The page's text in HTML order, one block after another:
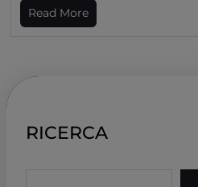
Read More
RICERCA